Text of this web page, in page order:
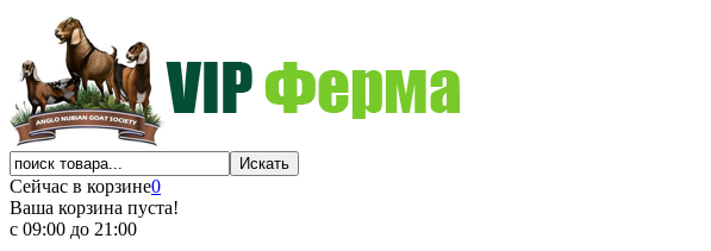
Сейчас в корзине0
Ваша корзина пуста!
с 09:00 до 21:00